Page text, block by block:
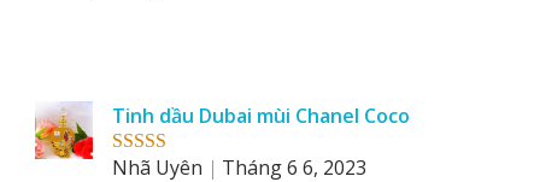
Rated5out
Tinh dầu Dubai mùi Chanel Coco
Nhã Uyên
Tháng 6 6, 2023